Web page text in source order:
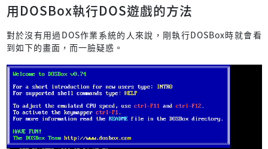
用DOSBox執行DOS遊戲的方法
對於沒有用過DOS作業系統的人來說，剛執行DOSBox時就會看
到如下的畫面，而一臉疑惑。